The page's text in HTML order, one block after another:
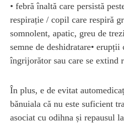
• febră înaltă care persistă
respirație / copil care respiră
somnolent, apatic, greu de
semne de deshidratare• erupții
îngrijorător sau care se extind
În plus, e de evitat
bănuiala că nu este suficient
asociat cu odihna și repausul